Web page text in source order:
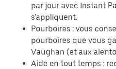
par jour avec Instant
s'appliquent.
Pourboires : vous
pourboires que vous
Vaughan (et aux
Aide en tout temps :